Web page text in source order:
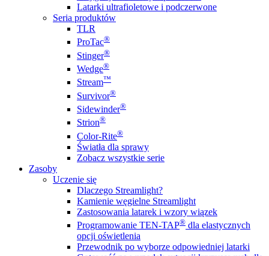
Latarki ultrafioletowe i podczerwone
Seria produktów
TLR
ProTac®
Stinger®
Wedge®
Stream™
Survivor®
Sidewinder®
Strion®
Color-Rite®
Światła dla sprawy
Zobacz wszystkie serie
Zasoby
Uczenie się
Dlaczego Streamlight?
Kamienie węgielne Streamlight
Zastosowania latarek i wzory wiązek
Programowanie TEN-TAP® dla elastycznych
opcji oświetlenia
Przewodnik po wyborze odpowiedniej latarki